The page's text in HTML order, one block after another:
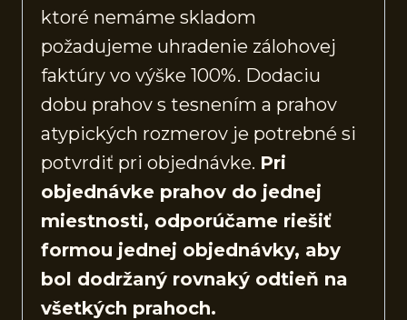
ktoré nemáme skladom
požadujeme uhradenie zálohovej
faktúry vo výške 100%. Dodaciu
dobu prahov s tesnením a prahov
atypických rozmerov je potrebné si
potvrdiť pri objednávke. Pri
objednávke prahov do jednej
miestnosti, odporúčame riešiť
formou jednej objednávky, aby
bol dodržaný rovnaký odtieň na
všetkých prahoch.